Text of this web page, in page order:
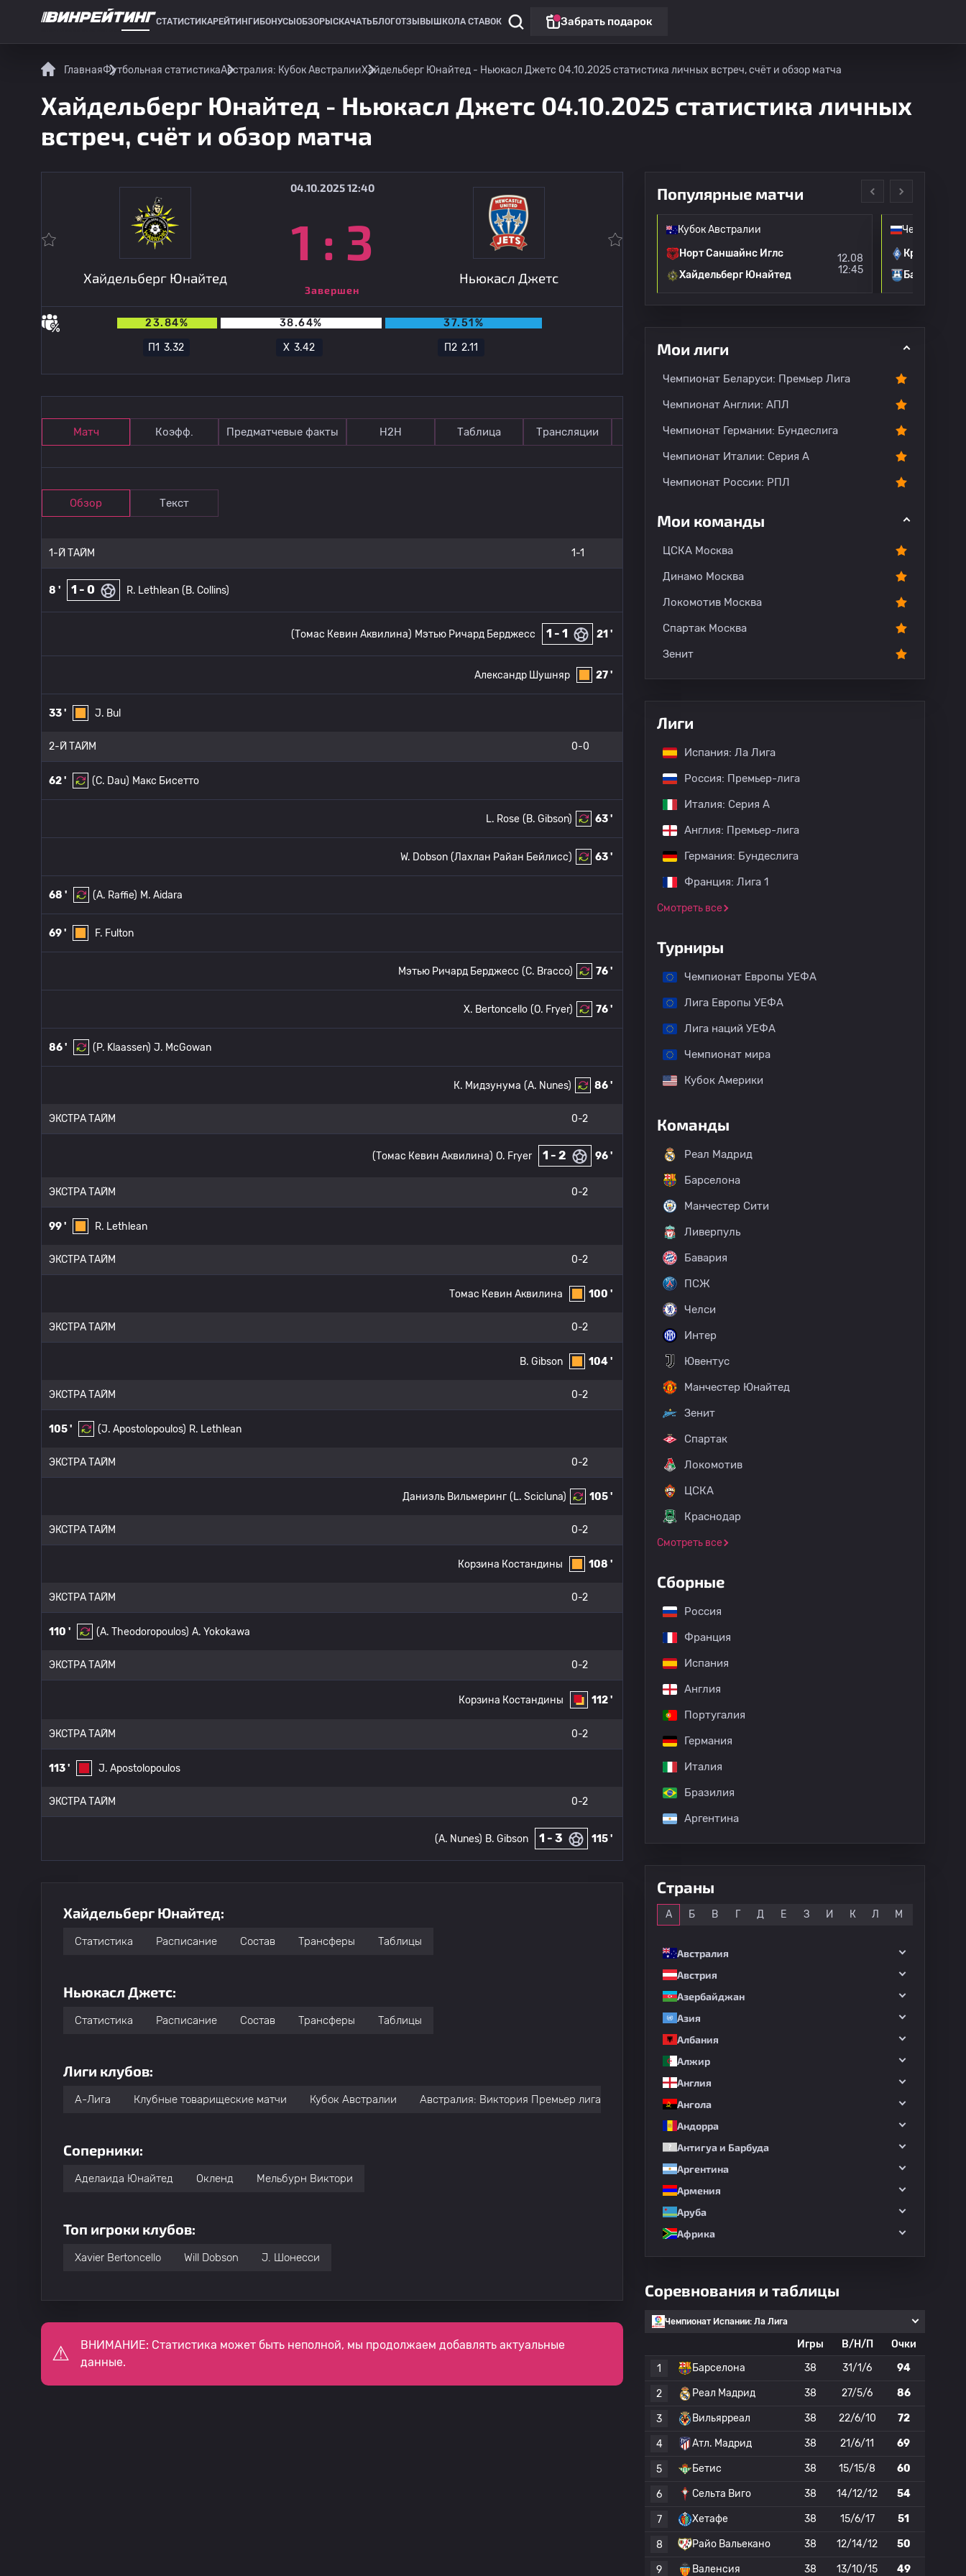
СТАТИСТИКАРЕЙТИНГИ БОНУСЫ ОБЗОРЫ СКАЧАТЬ БЛОГОТЗЫВЫ ШКОЛА СТАВОК Забрать подарок
ГлавнаяФутбольная статистикаАвстралия: Кубок АвстралииХайдельберг Юнайтед - Ньюкасл Джетс 04.10.2025 статистика личных встреч, счёт и обзор матча
Хайдельберг Юнайтед - Ньюкасл Джетс 04.10.2025 статистика личных
встреч, счёт и обзор матча
Хайдельберг Юнайтед
04.10.2025 12:40
1 : 3
Завершен
Ньюкасл Джетс
23.84% 38.64%
37.51%
П13.32 Х3.42 П2 2.11
Матч Коэфф. Предматчевые факты Н2Н Таблица Трансляции Прогноз Комментарии
Обзор Текст
1-Й ТАЙМ 1-1
8 ' 1 - 0 R. Lethlean (B. Collins)
21 '
1 - 1
Мэтью Ричард Берджесс
(Томас Кевин Аквилина)
27 '
Александр Шушняр
33 ' J. Bul
2-Й ТАЙМ 0-0
62 ' (C. Dau) Макс Бисетто
63 '
(B. Gibson)
L. Rose
63 '
(Лахлан Райан Бейлисс)
W. Dobson
68 ' (A. Raffie) M. Aidara
69 ' F. Fulton
76 '
(C. Bracco)
Мэтью Ричард Берджесс
76 '
(O. Fryer)
X. Bertoncello
86 ' (P. Klaassen) J. McGowan
86 '
(A. Nunes)
К. Мидзунума
ЭКСТРА ТАЙМ 0-2
96 '
1 - 2
O. Fryer
(Томас Кевин Аквилина)
ЭКСТРА ТАЙМ 0-2
99 ' R. Lethlean
ЭКСТРА ТАЙМ 0-2
100 '
Томас Кевин Аквилина
ЭКСТРА ТАЙМ 0-2
104 '
B. Gibson
ЭКСТРА ТАЙМ 0-2
105 ' (J. Apostolopoulos) R. Lethlean
ЭКСТРА ТАЙМ 0-2
105 '
(L. Scicluna)
Даниэль Вильмеринг
ЭКСТРА ТАЙМ 0-2
108 '
Корзина Костандины
ЭКСТРА ТАЙМ 0-2
110 ' (A. Theodoropoulos) A. Yokokawa
ЭКСТРА ТАЙМ 0-2
112 '
Корзина Костандины
ЭКСТРА ТАЙМ 0-2
113 ' J. Apostolopoulos
ЭКСТРА ТАЙМ 0-2
115 '
1 - 3
B. Gibson
(A. Nunes)
Хайдельберг Юнайтед:
Статистика Расписание Состав Трансферы Таблицы
Ньюкасл Джетс:
Статистика Расписание Состав Трансферы Таблицы
Лиги клубов:
А-Лига Клубные товарищеские матчи Кубок Австралии Австралия: Виктория Премьер лига Чемпионат Австралии
Соперники:
Аделаида Юнайтед Окленд Мельбурн Виктори
Топ игроки клубов:
Xavier Bertoncello Will Dobson J. Шонесси
ВНИМАНИЕ: Статистика может быть неполной, мы продолжаем добавлять актуальные
данные.
Популярные матчи
Чемпионат России: РПЛ
Локомотив Москва
Акрон
Кубок Австралии
Норт Саншайнс Иглс
Хайдельберг Юнайтед
12.08
12:45
Чемпионат
Крылья
Балтика
Мои лиги
Чемпионат Беларуси: Премьер Лига
Чемпионат Англии: АПЛ
Чемпионат Германии: Бундеслига
Чемпионат Италии: Серия А
Чемпионат России: РПЛ
Мои команды
ЦСКА Москва
Динамо Москва
Локомотив Москва
Спартак Москва
Зенит
Лиги
Испания: Ла Лига
Россия: Премьер-лига
Италия: Серия А
Англия: Премьер-лига
Германия: Бундеслига
Франция: Лига 1
Смотреть все
Турниры
Чемпионат Европы УЕФА
Лига Европы УЕФА
Лига наций УЕФА
Чемпионат мира
Кубок Америки
Команды
Реал Мадрид
Барселона
Манчестер Сити
Ливерпуль
Бавария
ПСЖ
Челси
Интер
Ювентус
Манчестер Юнайтед
Зенит
Спартак
Локомотив
ЦСКА
Краснодар
Смотреть все
Сборные
Россия
Франция
Испания
Англия
Португалия
Германия
Италия
Бразилия
Аргентина
Страны
А Б В Г Д Е З И К Л М
Австралия
Австрия
Азербайджан
Азия
Албания
Алжир
Англия
Ангола
Андорра
Антигуа и Барбуда
Аргентина
Армения
Аруба
Африка
Соревнования и таблицы
Чемпионат Испании: Ла Лига
Игры В/Н/П
Очки
1
Барселона 38 31/1/6 94
2 Реал Мадрид 38 27/5/6 86
3 Вильярреал 38 22/6/10 72
4 Атл. Мадрид 38 21/6/11 69
5 Бетис 38 15/15/8 60
6 Сельта Виго 38 14/12/12 54
7 Хетафе 38 15/6/17 51
8 Райо Вальекано 38 12/14/12 50
9 Валенсия 38 13/10/15 49